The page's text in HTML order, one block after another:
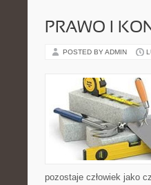
PRAWO I
POSTED BY ADMIN
pozostaje człowiek jako